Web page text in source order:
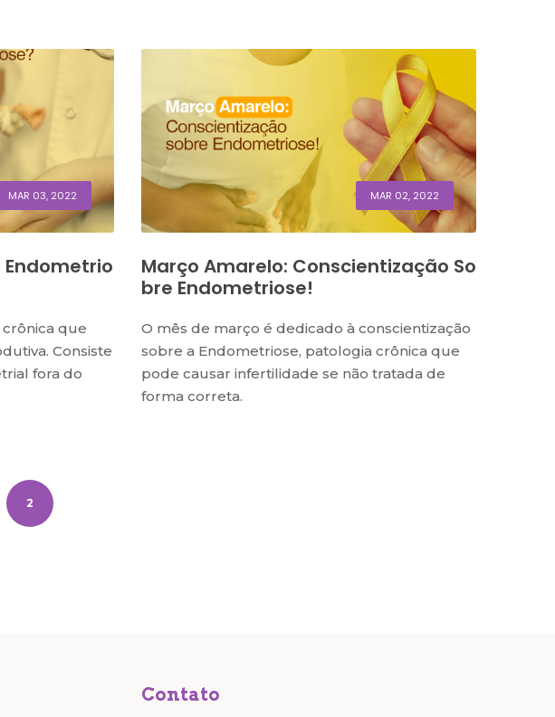
MAR 03, 2022
Endometrio
que
Consiste
fora do
MAR 02, 2022
Março Amarelo: Conscientização So
Bre Endometriose!
O mês de março é dedicado à conscientização
sobre a Endometriose, patologia crônica que
pode causar infertilidade se não tratada de
forma correta.
2
Contato